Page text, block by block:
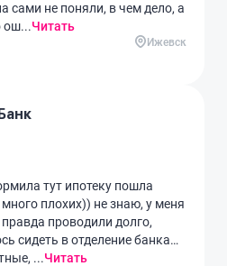
сами не поняли, в чем дело, а
ош...Читать
Ижевск
тут ипотеку пошла
плохих)) не знаю, у меня
проводили долго,
сидеть в отделение банка…
...Читать